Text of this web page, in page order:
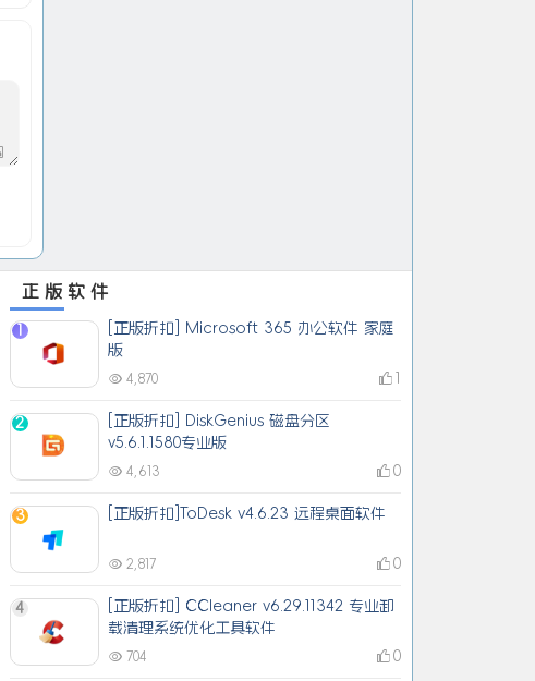
正版软件
[正版折扣] Microsoft 365 办公软件 家庭
版
4,870
2
[正版折扣] DiskGenius 磁盘分区
v5.6.1.1580专业版
4,613 0
3 [正版折扣]ToDesk v4.6.23 远程桌面软件
2,817 0
4
[正版折扣] CCleaner v6.29.11342 专业卸
载清理系统优化工具软件
704 0